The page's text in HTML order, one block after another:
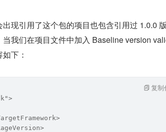
现引用了这个包的项目也包含引用过 1.0.0
我们在项目文件中加入 Baseline version
下：
复制